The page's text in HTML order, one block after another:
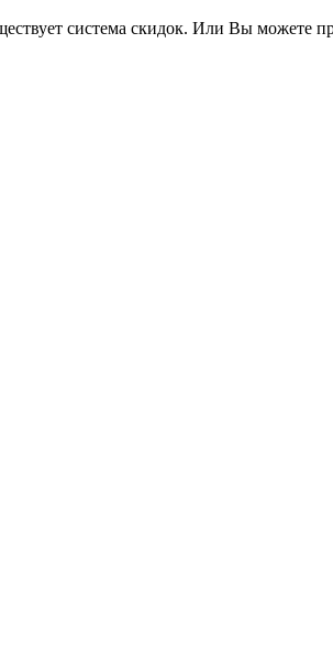
система скидок. Или Вы можете